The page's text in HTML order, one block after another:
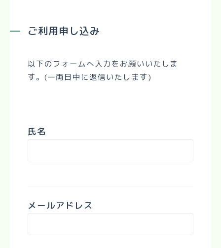
ご利用申し込み
以下のフォームへ入力をお願いいたしま
す。(一両日中に返信いたします)
氏名
メールアドレス